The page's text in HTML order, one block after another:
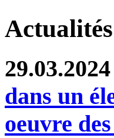
Actualités
29.03.2024
dans un
oeuvre